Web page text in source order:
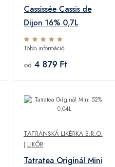
Cassissée Cassis de
Dijon 16% 0,7L
Több információ
od 4 879 Ft
TATRANSKÁ LIKÉRKA S.R.O.
| LIKŐR
Tatratea Originál Mini